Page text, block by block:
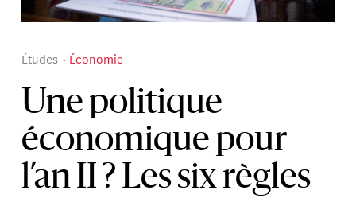
Une politique
économique pour
l’an II ? Les six règles
Études Économie